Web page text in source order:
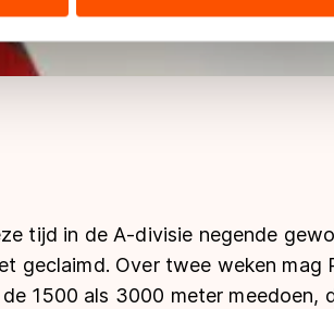
kunnen gegevens doorgeven aan
volgens de GDPR. Door op
cookiebeleid
tijd in de A-divisie negende
geclaimd. Over twee weken mag
1500 als 3000 meter meedoen,